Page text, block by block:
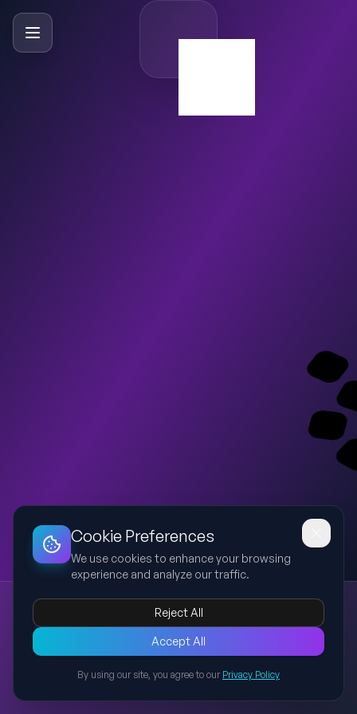
Edit
Виготовлення секцій. Меблева стінка
столярна справа меблі секції інструменти матеріали
Навчальна презентація для учнів 10 класу з легкими
інтелектуальними порушеннями про виготовлення меблевих
секцій: що це таке, види, матеріали, інструменти, етапи роботи
та безпека.
Cookie Preferences
We use cookies to enhance your browsing
experience and analyze our traffic.
Reject All
Accept All
By using our site, you agree to our Privacy Policy